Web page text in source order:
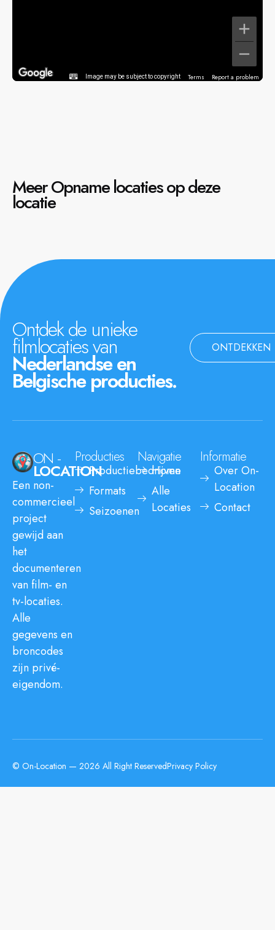
Image may be subject to copyright Terms Report a problem
Meer Opname locaties op deze
locatie
Ontdek de unieke
filmlocaties van
Nederlandse en
Belgische producties.
ONTDEKKEN
ON -
LOCATION
Een non-
commercieel
project
gewijd aan
het
documenteren
van film- en
tv-locaties.
Alle
gegevens en
broncodes
zijn privé-
eigendom.
Producties
Productiebedrijven
Formats
Seizoenen
Navigatie
Home
Alle
Locaties
Informatie
Over On-
Location
Contact
© On-Location — 2026 All Right ReservedPrivacy Policy